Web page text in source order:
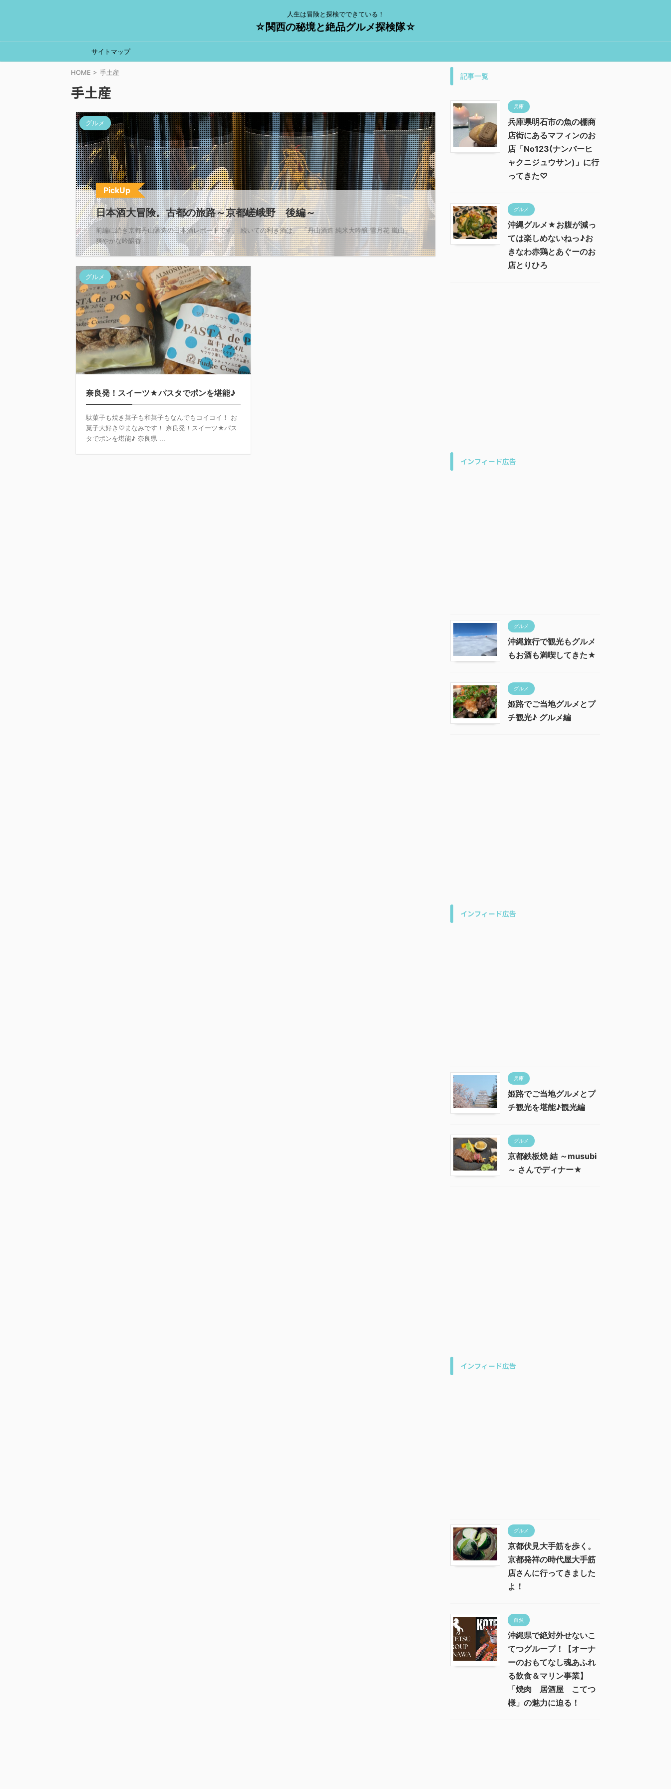
人生は冒険と探検でできている！
☆関西の秘境と絶品グルメ探検隊☆
サイトマップ
HOME > 手土産
手土産
グルメ
PickUp
日本酒大冒険。古都の旅路～京都嵯峨野 後編～
前編に続き京都丹山酒造の日本酒レポートです。 続いての利き酒は、 「丹山酒造 純米大吟醸 雪月花 嵐山」
爽やかな吟醸香 ...
グルメ
奈良発！スイーツ★パスタでポンを堪能♪
駄菓子も焼き菓子も和菓子もなんでもコイコイ！ お
菓子大好き♡まなみです！ 奈良発！スイーツ★パス
タでポンを堪能♪ 奈良県 ...
記事一覧
兵庫
兵庫県明石市の魚の棚商
店街にあるマフィンのお
店「No123(ナンバーヒ
ャクニジュウサン)」に行
ってきた♡
グルメ
沖縄グルメ★お腹が減っ
ては楽しめないねっ♪お
きなわ赤鶏とあぐーのお
店とりひろ
インフィード広告
グルメ
沖縄旅行で観光もグルメ
もお酒も満喫してきた★
グルメ
姫路でご当地グルメとプ
チ観光♪ グルメ編
インフィード広告
兵庫
姫路でご当地グルメとプ
チ観光を堪能♪観光編
グルメ
京都鉄板焼 結 ～musubi
～ さんでディナー★
インフィード広告
グルメ
京都伏見大手筋を歩く。
京都発祥の時代屋大手筋
店さんに行ってきました
よ！
自然
沖縄県で絶対外せないこ
てつグループ！【オーナ
ーのおもてなし魂あふれ
る飲食＆マリン事業】
「焼肉 居酒屋 こてつ
様」の魅力に迫る！